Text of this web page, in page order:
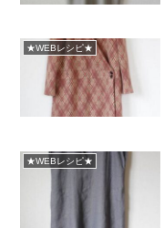
★WEBレシピ★
★WEBレシピ★